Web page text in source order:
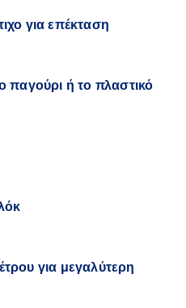
για επέκταση
παγούρι ή το πλαστικό
για μεγαλύτερη